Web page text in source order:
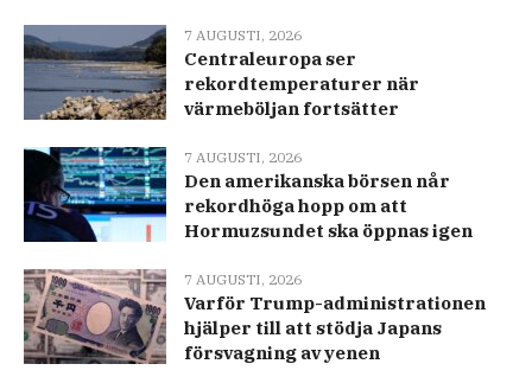
7 AUGUSTI, 2026
Centraleuropa ser
rekordtemperaturer när
värmeböljan fortsätter
7 AUGUSTI, 2026
Den amerikanska börsen når
rekordhöga hopp om att
Hormuzsundet ska öppnas igen
7 AUGUSTI, 2026
Varför Trump-administrationen
hjälper till att stödja Japans
försvagning av yenen